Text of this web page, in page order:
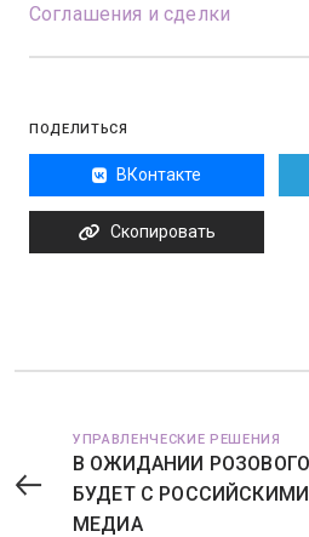
Соглашения и сделки
ПОДЕЛИТЬСЯ
ВКонтакте
Скопировать
УПРАВЛЕНЧЕСКИЕ РЕШЕНИЯ
В ОЖИДАНИИ
БУДЕТ С
МЕДИА